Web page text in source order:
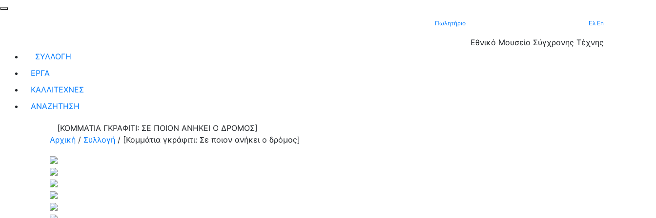
Πωλητήριο Ελ En
Εθνικό Μουσείο Σύγχρονης Τέχνης
ΣΥΛΛΟΓΗ
ΕΡΓΑ
ΚΑΛΛΙΤΕΧΝΕΣ
ΑΝΑΖΗΤΗΣΗ
[ΚΟΜΜΑΤΙΑ ΓΚΡΑΦΙΤΙ: ΣΕ ΠΟΙΟΝ ΑΝΗΚΕΙ Ο ΔΡΟΜΟΣ]
Αρχική / Συλλογή / [Κομμάτια γκράφιτι: Σε ποιον ανήκει ο δρόμος]